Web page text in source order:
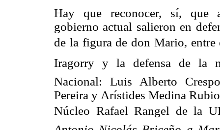
Hay que reconocer, sí, que
gobierno actual salieron en
de la figura de don Mario, entre
Iragorry y la defensa de la
Nacional: Luis Alberto
Pereira y Arístides Medina
Núcleo Rafael Rangel de